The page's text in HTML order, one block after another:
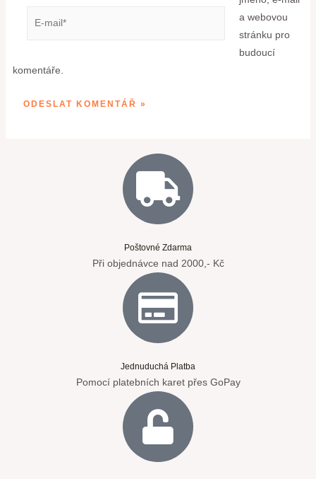
a webovou
stránku pro
budoucí
komentáře.
Poštovné Zdarma
Při objednávce nad 2000,- Kč
Jednuduchá Platba
Pomocí platebních karet přes GoPay